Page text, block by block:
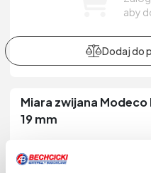
aby
Miara zwijana
19 mm
Producent:RAWLPLUG